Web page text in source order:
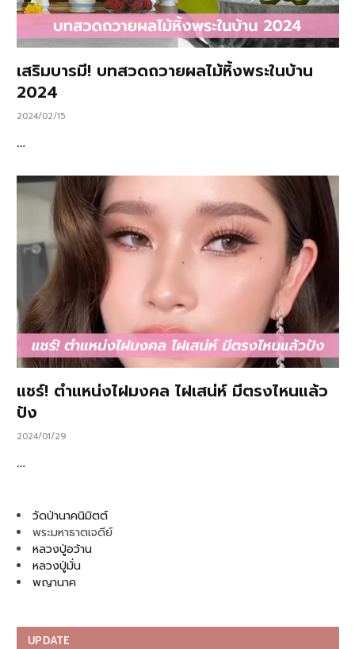
เสริมบารมี! บทสวดถวายผลไม้หิ้งพระในบ้าน
2024
2024/02/15
…
แชร์! ตำแหน่งไฝมงคล ไฝเสน่ห์ มีตรงไหนแล้ว
ปัง
2024/01/29
…
วัดป่านาคนิมิตต์
พระมหาธาตเจดีย์
หลวงปู่อว้าน
หลวงปู่มั่น
พญานาค
UPDATE